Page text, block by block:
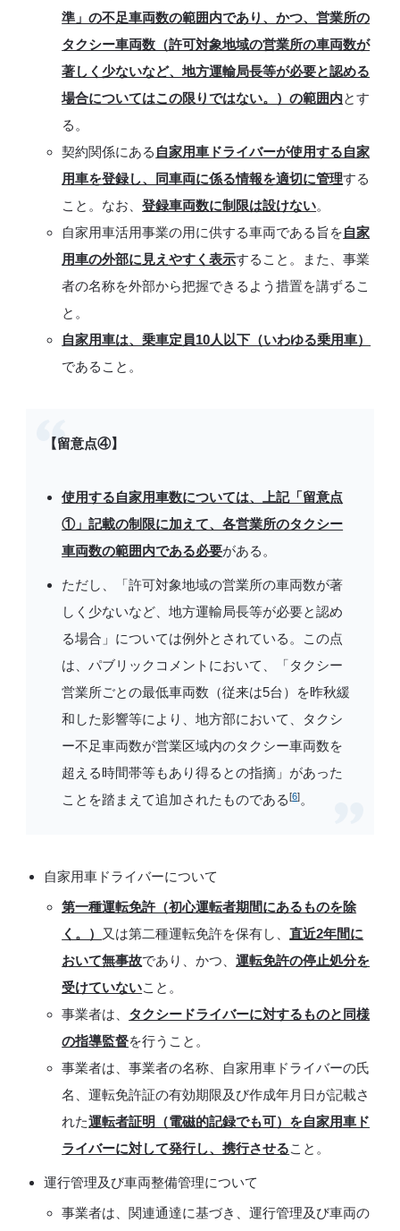
準」の不足車両数の範囲内であり、かつ、営業所の
タクシー車両数（許可対象地域の営業所の車両数が
著しく少ないなど、地方運輸局長等が必要と認める
場合についてはこの限りではない。）の範囲内とす
る。
契約関係にある 自家用車ドライバーが使用する自家
用車を登録し、同車両に係る情報を適切に管理する
こと。なお、登録車両数に制限は設けない。
自家用車活用事業の用に供する車両である旨を自家
用車の外部に見えやすく表示すること。また、事業
者の名称を外部から把握できるよう措置を講ずるこ
と。
自家用車は、乗車定員10人以下（いわゆる乗用車）
であること。
【留意点④】
使用する自家用車数については、上記「留意点
①」記載の制限に加えて、各営業所のタクシー
車両数の範囲内である必要がある。
ただし、「許可対象地域の営業所の車両数が著
しく少ないなど、地方運輸局長等が必要と認め
る場合」については例外とされている。この点
は、パブリックコメントにおいて、「タクシー
営業所ごとの最低車両数（従来は5台）を昨秋緩
和した影響等により、地方部において、タクシ
ー不足車両数が営業区域内のタクシー車両数を
超える時間帯等もあり得るとの指摘」があった
ことを踏まえて追加されたものである[6]。
自家用車ドライバーについて
第一種運転免許（初心運転者期間にあるものを除
く。）
又は第二種運転免許を保有し、直近2年間に
おいて無事故であり、かつ、運転免許の停止処分を
受けていないこと。
事業者は、 タクシードライバーに対するものと同様
の指導監督を行うこと。
事業者は、事業者の名称、自家用車ドライバーの氏
名、運転免許証の有効期限及び作成年月日が記載さ
れた運転者証明（電磁的記録でも可）を自家用車ド
ライバーに対して発行し、携行させること。
運行管理及び車両整備管理について
事業者は、関連通達に基づき、運行管理及び車両の